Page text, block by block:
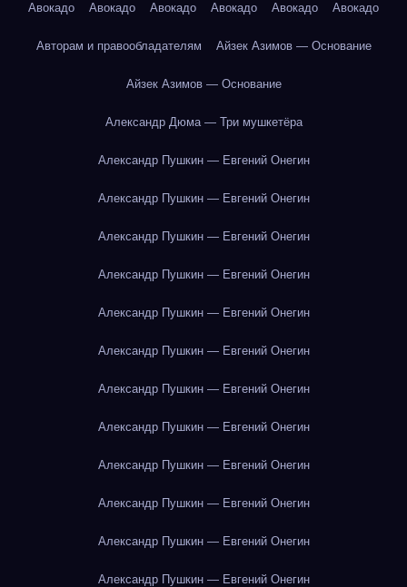
Авокадо Авокадо Авокадо Авокадо Авокадо Авокадо
Авторам и правообладателям Айзек Азимов — Основание
Айзек Азимов — Основание
Александр Дюма — Три мушкетёра
Александр Пушкин — Евгений Онегин
Александр Пушкин — Евгений Онегин
Александр Пушкин — Евгений Онегин
Александр Пушкин — Евгений Онегин
Александр Пушкин — Евгений Онегин
Александр Пушкин — Евгений Онегин
Александр Пушкин — Евгений Онегин
Александр Пушкин — Евгений Онегин
Александр Пушкин — Евгений Онегин
Александр Пушкин — Евгений Онегин
Александр Пушкин — Евгений Онегин
Александр Пушкин — Евгений Онегин